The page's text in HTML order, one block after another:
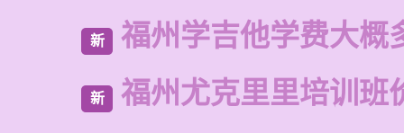
新 福州学吉他学费大概
新 福州尤克里里培训班